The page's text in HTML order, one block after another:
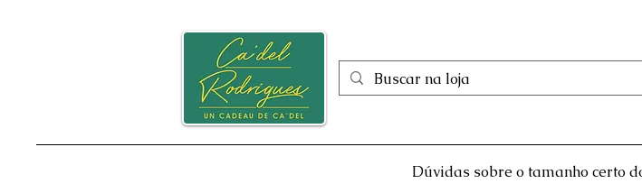
Dúvidas sobre o tamanho certo